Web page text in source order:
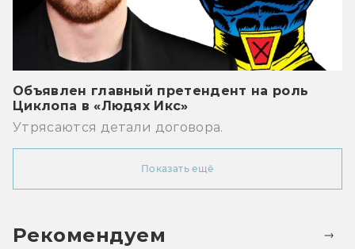
Объявлен главный претендент на роль
Циклопа в «Людях Икс»
Утрясаются детали договора.
Показать ещё
Рекомендуем